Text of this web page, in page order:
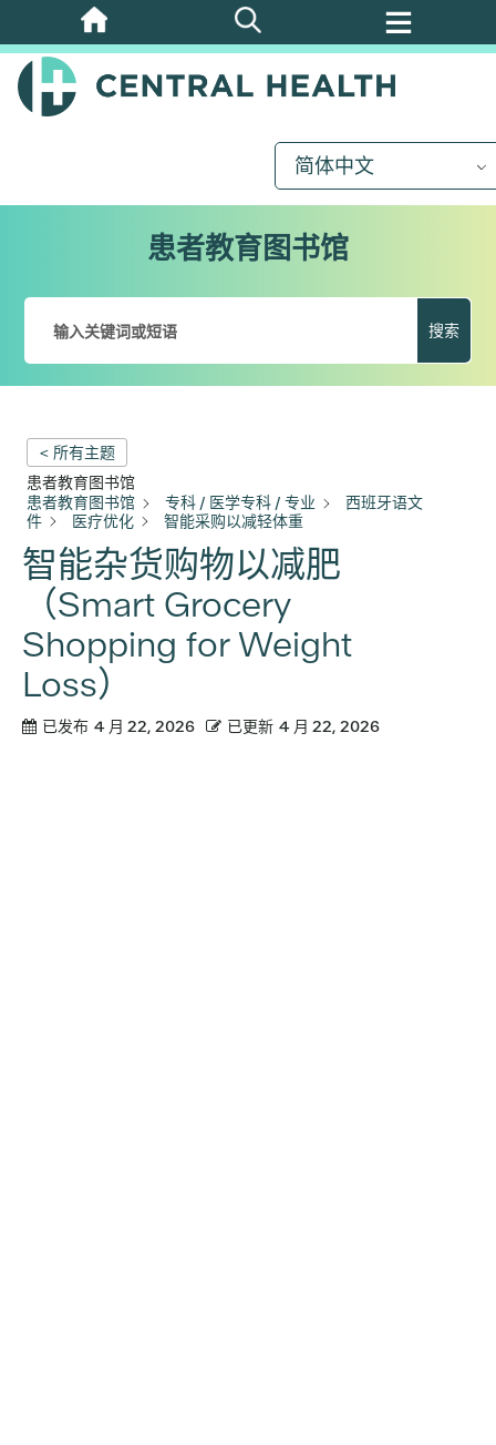
跳
至
主
简体中文
患者教育图书馆
搜索
< 所有主题
患者教育图书馆
患者教育图书馆
专科 / 医学专科 / 专业
西班牙语文
件
医疗优化 智能采购以减轻体重
智能杂货购物以减肥
（Smart Grocery
Shopping for Weight
Loss）
已发布 4 月 22, 2026 已更新 4 月 22, 2026